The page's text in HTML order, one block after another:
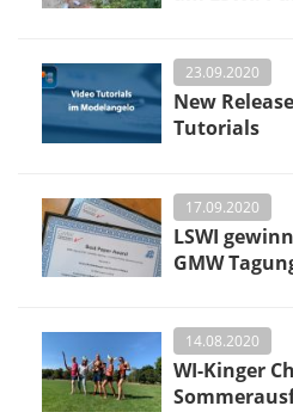
23.09.2020
New
Tutorials
17.09.2020
LSWI
GMW
14.08.2020
WI-Kinger